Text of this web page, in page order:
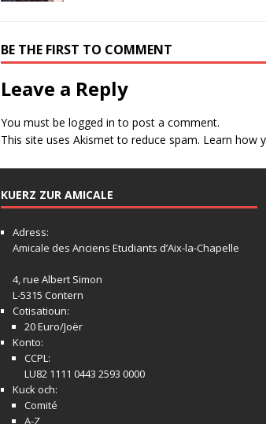
BE THE FIRST TO COMMENT
Leave a Reply
You must be logged in to post a comment.
This site uses Akismet to reduce spam. Learn how
KUERZ ZUR AMICALE
Adress:
Amicale des Anciens Etudiants d’Aix-la-Chapelle
4, rue Albert Simon
L-5315 Contern
Cotisatioun:
20 Euro/Joër
Konto:
CCPL:
LU82 1111 0443 2593 0000
Kuck och:
Comité
A-Z